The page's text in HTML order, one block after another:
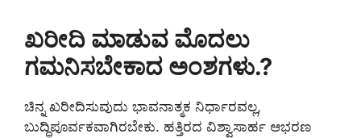
ಖರೀದಿ ಮಾಡುವ ಮೊದಲು
ಗಮನಿಸಬೇಕಾದ ಅಂಶಗಳು.?
ಚಿನ್ನ ಖರೀದಿಸುವುದು ಭಾವನಾತ್ಮಕ ನಿರ್ಧಾರವಲ್ಲ,
ಬುದ್ಧಿಪೂರ್ವಕವಾಗಿರಬೇಕು. ಹತ್ತಿರದ ವಿಶ್ವಾಸಾರ್ಹ ಆಭರಣ